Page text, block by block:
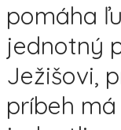
pomáha
jednotný
Ježišovi,
príbeh